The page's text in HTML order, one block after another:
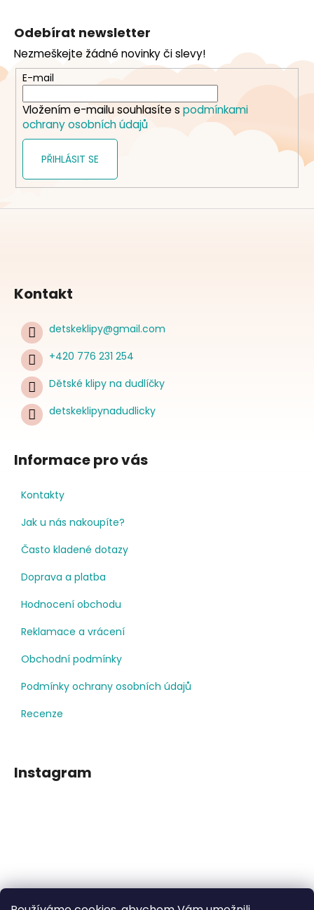
a
t
Odebírat newsletter
Nezmeškejte žádné novinky či slevy!
E-mail
Vložením e-mailu souhlasíte s podmínkami
ochrany osobních údajů
PŘIHLÁSIT SE
Kontakt
detskeklipy@gmail.com
+420 776 231 254
Dětské klipy na dudlíčky
detskeklipynadudlicky
Informace pro vás
Kontakty
Jak u nás nakoupíte?
Často kladené dotazy
Doprava a platba
Hodnocení obchodu
Reklamace a vrácení
Obchodní podmínky
Podmínky ochrany osobních údajů
Recenze
Instagram